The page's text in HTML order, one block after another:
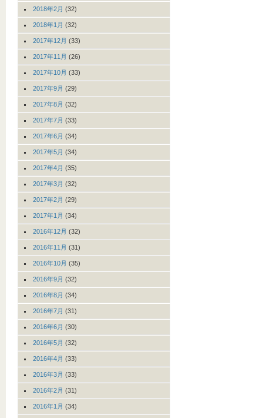
2018年2月 (32)
2018年1月 (32)
2017年12月 (33)
2017年11月 (26)
2017年10月 (33)
2017年9月 (29)
2017年8月 (32)
2017年7月 (33)
2017年6月 (34)
2017年5月 (34)
2017年4月 (35)
2017年3月 (32)
2017年2月 (29)
2017年1月 (34)
2016年12月 (32)
2016年11月 (31)
2016年10月 (35)
2016年9月 (32)
2016年8月 (34)
2016年7月 (31)
2016年6月 (30)
2016年5月 (32)
2016年4月 (33)
2016年3月 (33)
2016年2月 (31)
2016年1月 (34)